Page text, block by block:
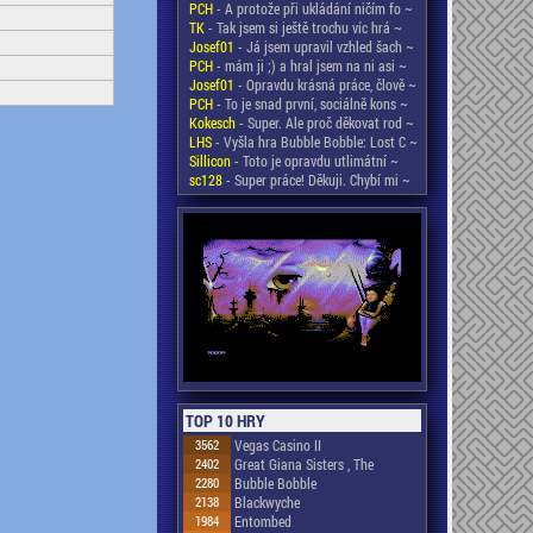
PCH- A protože při ukládání ničím fo ~
TK- Tak jsem si ještě trochu víc hrá ~
Josef01 - Já jsem upravil vzhled šach ~
PCH- mám ji ;) a hral jsem na ni asi ~
Josef01 - Opravdu krásná práce, člově ~
PCH- To je snad první, sociálně kons ~
Kokesch- Super. Ale proč děkovat rod ~
LHS- Vyšla hra Bubble Bobble: Lost C ~
Sillicon- Toto je opravdu utlimátní ~
sc128- Super práce! Děkuji. Chybí mi ~
TOP 10 HRY
3562 Vegas Casino II
2402 Great Giana Sisters , The
2280 Bubble Bobble
2138 Blackwyche
1984 Entombed